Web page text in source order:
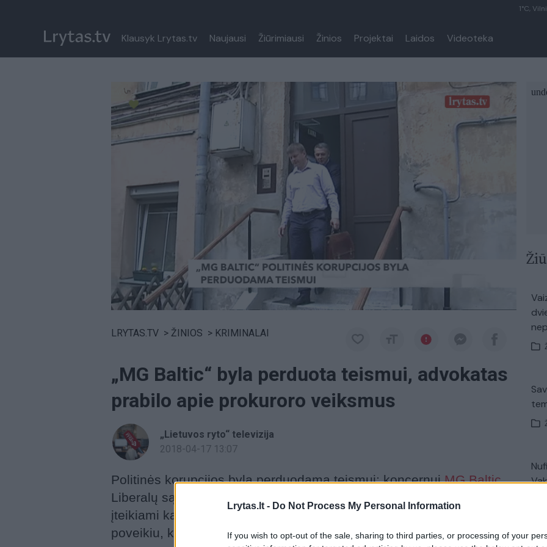
Lrytas.lt - Do Not Process My Personal Information
If you wish to opt-out of the sale, sharing to third parties, or processing of your
1°C,
Klausyk Lrytas.tv Naujausi Žiūrimiausi Žinios Projektai Laidos Videoteka
Paremkite Ukrainą
LRYTAS.TV > ŽINIOS > KRIMINALAI
„MG Baltic“ byla perduota teismui, advokatas
prabilo apie prokuroro veiksmus
„Lietuvos ryto“ televizija
2018-04-17 13:07
Politinės korupcijos byla perduodama teismui: koncernuiMG Baltic,
Liberalų sąjūdžiui ir Darbo partijai, taip pat buvusiems jų nariams
įteikiami kaltinamieji aktai. Juose –
įtarimai
poveikiu, kyšininkavimo, neteisėto praturtėjimo.